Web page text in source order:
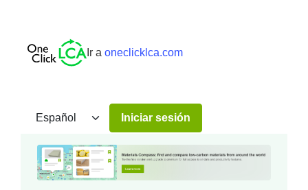
Ir a oneclicklca.com
Iniciar sesión